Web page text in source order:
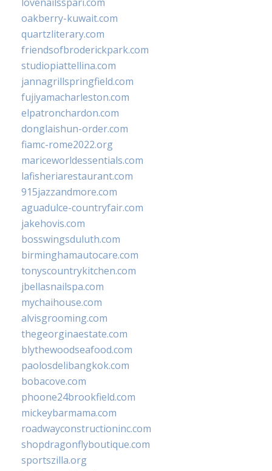
oakberry-kuwait.com
quartzliterary.com
friendsofbroderickpark.com
studiopiattellina.com
jannagrillspringfield.com
fujiyamacharleston.com
elpatronchardon.com
donglaishun-order.com
fiamc-rome2022.org
mariceworldessentials.com
lafisheriarestaurant.com
915jazzandmore.com
aguadulce-countryfair.com
jakehovis.com
bosswingsduluth.com
birminghamautocare.com
tonyscountrykitchen.com
jbellasnailspa.com
mychaihouse.com
alvisgrooming.com
thegeorginaestate.com
blythewoodseafood.com
paolosdelibangkok.com
bobacove.com
phoone24brookfield.com
mickeybarmama.com
roadwayconstructioninc.com
shopdragonflyboutique.com
sportszilla.org